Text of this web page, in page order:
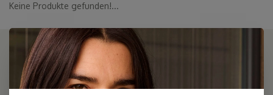
Keine Produkte gefunden!...